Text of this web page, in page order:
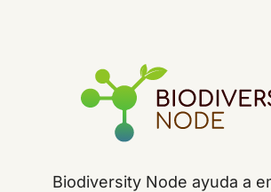
Biodiversity Node ayuda a